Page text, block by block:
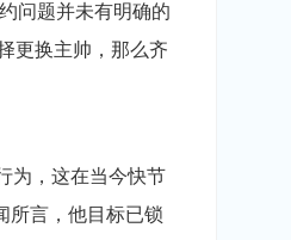
问题并未有明确的
更换主帅，那么齐
为，这在当今快节
所言，他目标已锁